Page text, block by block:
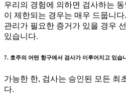
우리의 경험에 의하면 검사하는
이 제한되는 경우는 매우 드뭅니
관리가 필요한 증거가 있을 경우
있습니다.
7. 호주의 어떤 항구에서 검사가 이루어지고 있습
가능한 한, 검사는 승인된 모든 최
다.